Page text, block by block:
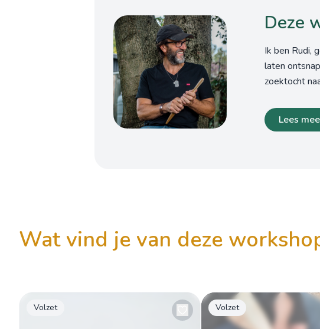
Ik ben Rudi,
laten
zoektocht
Lees
wat vind je van deze
Volzet Volzet